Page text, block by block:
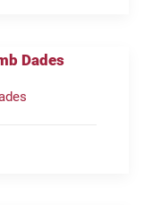
Dades